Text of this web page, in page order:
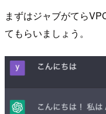
まずはジャブがてら
てもらいましょう。